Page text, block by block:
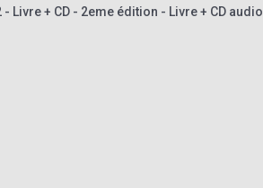
Livre + CD - 2eme édition - Livre + CD audio